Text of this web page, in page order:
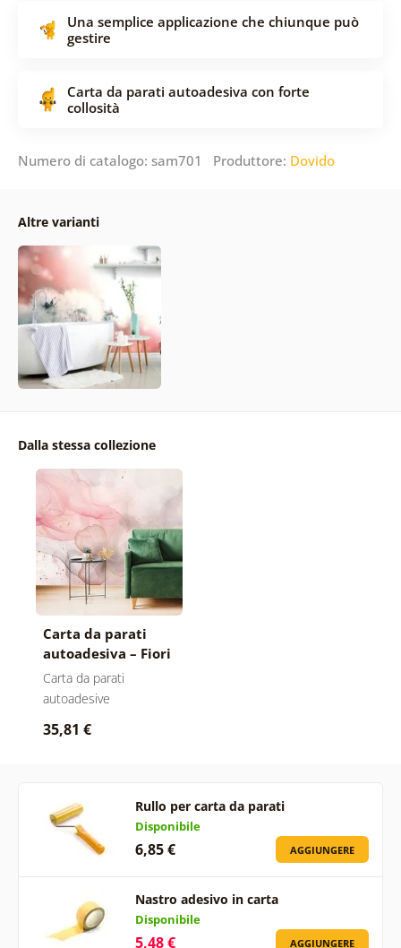
Una semplice applicazione che chiunque può
gestire
Carta da parati autoadesiva con forte
collosità
Numero di catalogo: sam701 Produttore: Dovido
Altre varianti
Dalla stessa collezione
Carta da parati
autoadesiva – Fiori
eleganti con tocco
rosa-oro
Carta da parati
autoadesive
35,81 €
Rullo per carta da parati
Disponibile
6,85 € AGGIUNGERE
Nastro adesivo in carta
Disponibile
5,48 € AGGIUNGERE